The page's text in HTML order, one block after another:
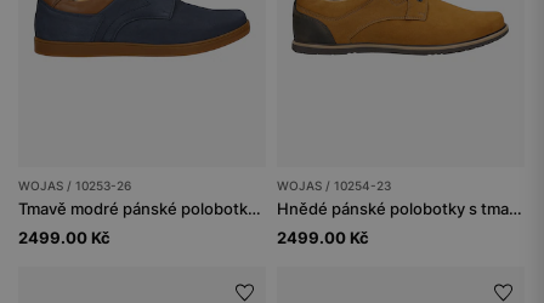
WOJAS / 10253-26
Tmavě modré pánské polobotky z nubuku s hnědými doplňky
2499.00 Kč
WOJAS / 10254-23
Hnědé pánské polobotky s tmavě modrou vložkou na patě
2499.00 Kč